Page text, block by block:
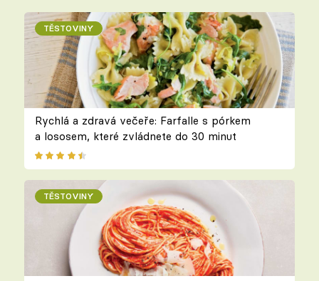
TĚSTOVINY
Rychlá a zdravá večeře: Farfalle s pórkem
a lososem, které zvládnete do 30 minut
TĚSTOVINY